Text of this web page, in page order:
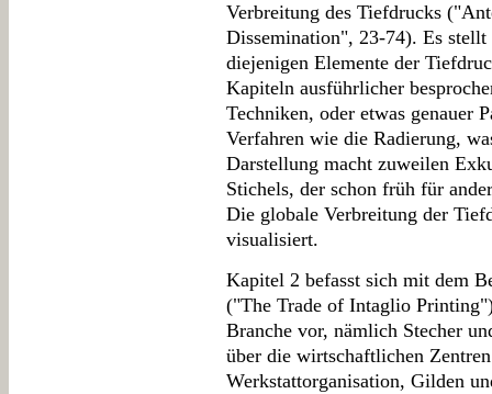
Verbreitung des Tiefdrucks
Dissemination", 23-74). Es
diejenigen Elemente der
Kapiteln ausführlicher
Techniken, oder etwas genauer
Verfahren wie die Radierung,
Darstellung macht zuweilen
Stichels, der schon früh für
Die globale Verbreitung der
visualisiert.
Kapitel 2 befasst sich mit dem
("The Trade of Intaglio
Branche vor, nämlich Stecher
über die wirtschaftlichen
Werkstattorganisation, Gilden